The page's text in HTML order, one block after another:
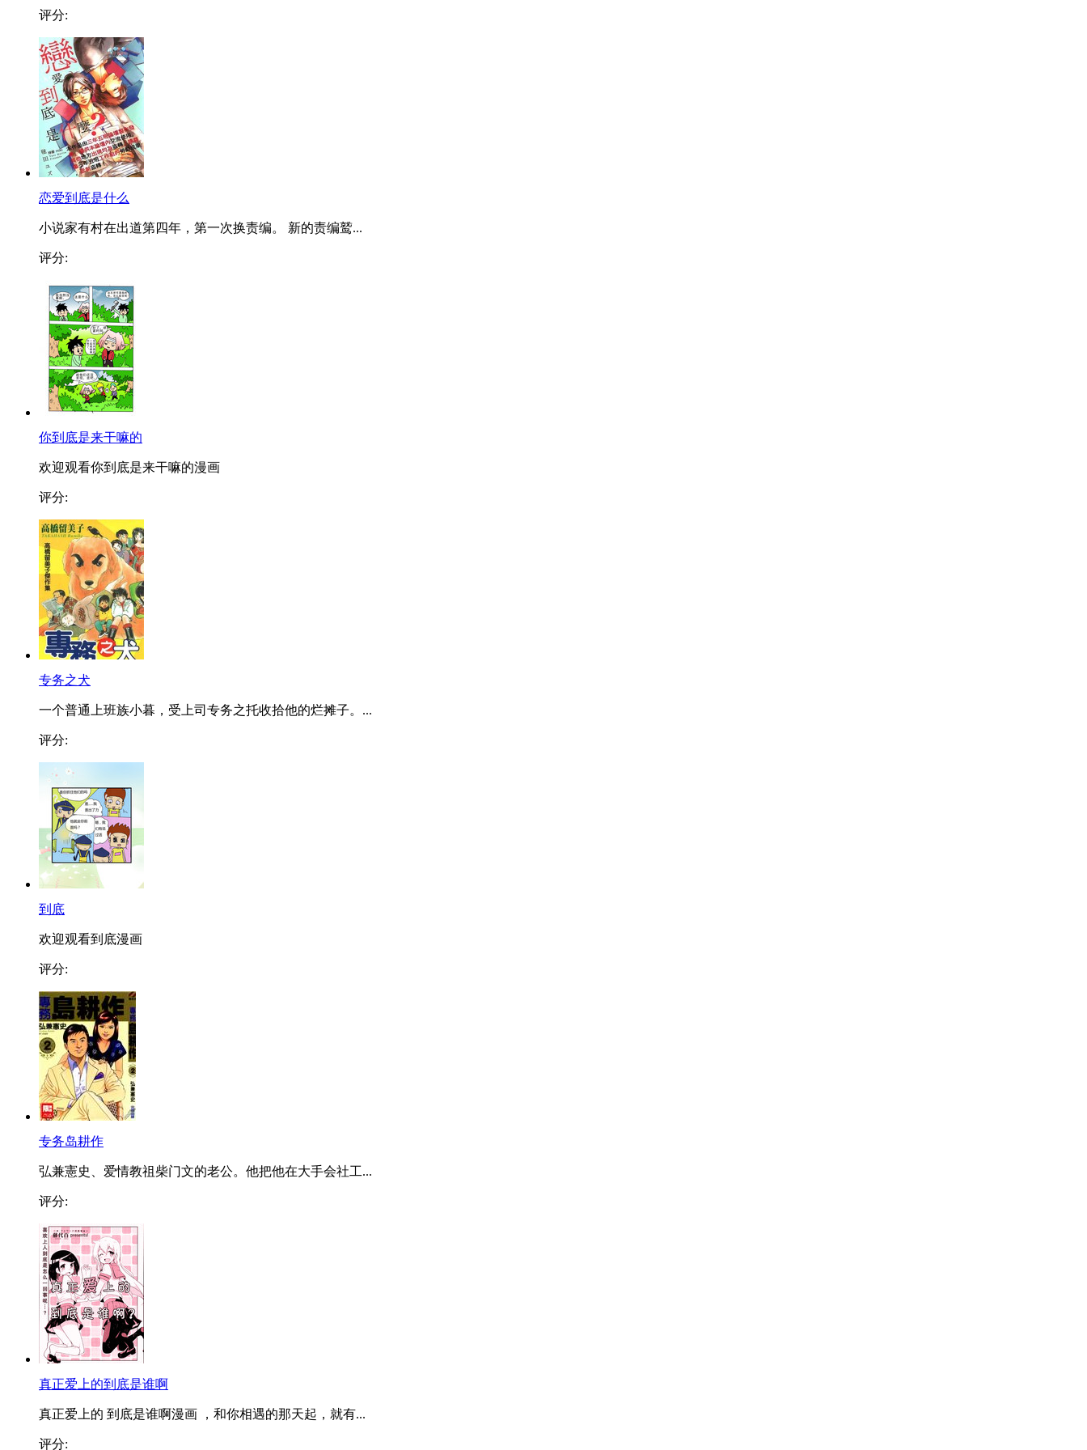
评分:
恋爱到底是什么
小说家有村在出道第四年，第一次换责编。 新的责编鹫...
评分:
你到底是来干嘛的
欢迎观看你到底是来干嘛的漫画
评分:
专务之犬
一个普通上班族小暮，受上司专务之托收拾他的烂摊子。...
评分:
到底
欢迎观看到底漫画
评分:
专务岛耕作
弘兼憲史、爱情教祖柴门文的老公。他把他在大手会社工...
评分:
真正爱上的到底是谁啊
真正爱上的 到底是谁啊漫画 ，和你相遇的那天起，就有...
评分: